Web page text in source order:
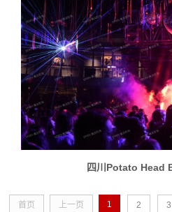
四川Potato Head
首页 上一页 1 2 3